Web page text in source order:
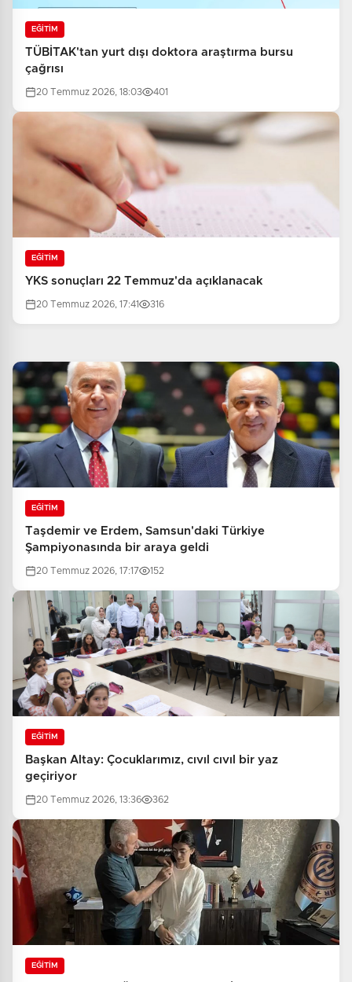
EĞİTİM
TÜBİTAK'tan yurt dışı doktora araştırma bursu
çağrısı
20 Temmuz 2026, 18:03 401
EĞİTİM
YKS sonuçları 22 Temmuz'da açıklanacak
20 Temmuz 2026, 17:41 316
EĞİTİM
Taşdemir ve Erdem, Samsun'daki Türkiye
Şampiyonasında bir araya geldi
20 Temmuz 2026, 17:17 152
EĞİTİM
Başkan Altay: Çocuklarımız, cıvıl cıvıl bir yaz
geçiriyor
20 Temmuz 2026, 13:36 362
EĞİTİM